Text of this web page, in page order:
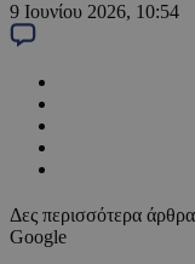
9 Ιουνίου 2026, 10:54
Δες περισσότερα
Google